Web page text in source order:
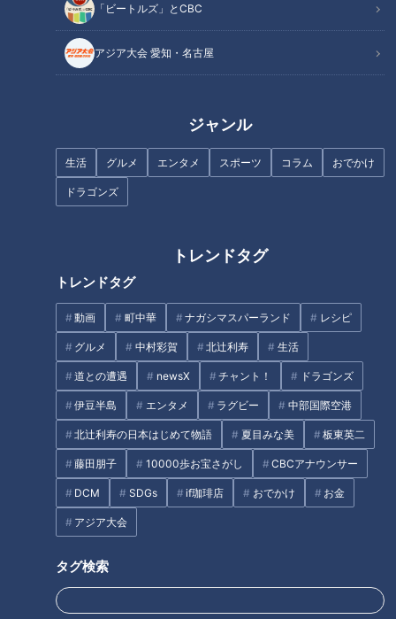
「ビートルズ」とCBC
アジア大会 愛知・名古屋
ジャンル
生活 グルメ エンタメ スポーツ コラム おでかけ
ドラゴンズ
トレンドタグ
トレンドタグ
動画 町中華 ナガシマスパーランド レシピ
グルメ 中村彩賀 北辻利寿 生活
道との遭遇 newsX チャント！ ドラゴンズ
伊豆半島 エンタメ ラグビー 中部国際空港
北辻利寿の日本はじめて物語 夏目みな美 板東英二
藤田朋子 10000歩お宝さがし CBCアナウンサー
DCM SDGs if珈琲店 おでかけ お金
アジア大会
タグ検索
記事に戻る
【夏休み満喫WEEK】コスパ最
強！無料＆間近でイルカとふれ
あいスポット！
よしお兄さんと行く！夏休みに
行きたい伊勢志摩アクティビテ
ィ！【うなずキング】
「ドライブイン鳥羽」で地元食
貴が軽トラで三重縦断を目指す